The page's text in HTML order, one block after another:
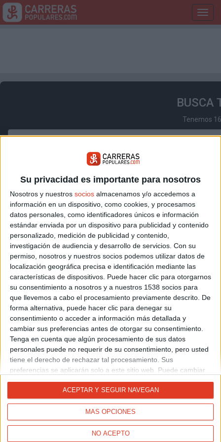
Su privacidad es importante para nosotros
Nosotros y nuestros socios almacenamos y/o accedemos a
información en un dispositivo, como cookies, y procesamos
datos personales, como identificadores únicos e información
estándar enviada por un dispositivo para publicidad y contenido
personalizado, medición de publicidad y contenido,
investigación de audiencia y desarrollo de servicios. Con su
permiso, nosotros y nuestros socios podemos utilizar datos de
localización geográfica precisa e identificación mediante las
características de dispositivos. Puede hacer clic para otorgarnos
su consentimiento a nosotros y a nuestros 1538 socios para
que llevemos a cabo el procesamiento previamente descrito. De
forma alternativa, puede hacer clic para denegar su
consentimiento o acceder a información más detallada y
cambiar sus preferencias antes de otorgar su consentimiento.
Tenga en cuenta que algún procesamiento de sus datos
personales puede no requerir de su consentimiento, pero usted
tiene el derecho de rechazar tal procesamiento. Sus
preferencias se aplicarán solo a este sitio web. Puede cambiar
sus preferencias o retirar su consentimiento en cualquier
momento volviendo a este sitio y haciendo clic en el botón
"Privacidad" en la parte inferior de la página web.
MÁS OPCIONES
NO ACEPTO
ACEPTAR Y SEGUIR NAVEGAN
BUSCA
Tenemos
Login de usuarios
Login
Email
Enviar correo para resetear contraseña
© carreraspopulares.com. Todos los derechos reservados.
Política de cookies